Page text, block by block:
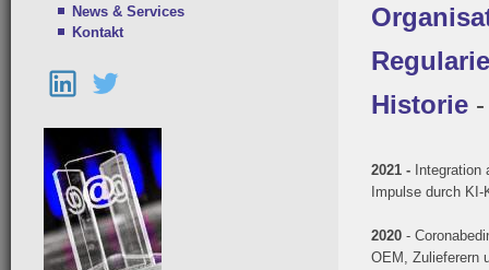
Historie
2021 -
Impulse durch
2020 -
OEM, Zulieferern
News & Services
Kontakt